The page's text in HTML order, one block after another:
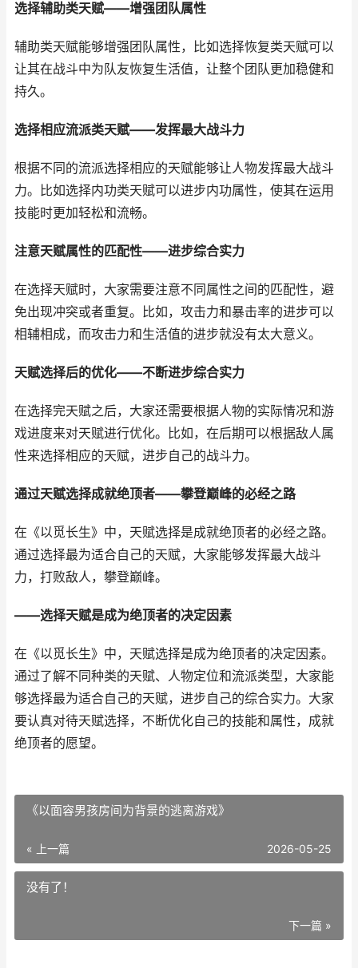
选择辅助类天赋——增强团队属性
辅助类天赋能够增强团队属性，比如选择恢复类天赋可以
让其在战斗中为队友恢复生活值，让整个团队更加稳健和
持久。
选择相应流派类天赋——发挥最大战斗力
根据不同的流派选择相应的天赋能够让人物发挥最大战斗
力。比如选择内功类天赋可以进步内功属性，使其在运用
技能时更加轻松和流畅。
注意天赋属性的匹配性——进步综合实力
在选择天赋时，大家需要注意不同属性之间的匹配性，避
免出现冲突或者重复。比如，攻击力和暴击率的进步可以
相辅相成，而攻击力和生活值的进步就没有太大意义。
天赋选择后的优化——不断进步综合实力
在选择完天赋之后，大家还需要根据人物的实际情况和游
戏进度来对天赋进行优化。比如，在后期可以根据敌人属
性来选择相应的天赋，进步自己的战斗力。
通过天赋选择成就绝顶者——攀登巅峰的必经之路
在《以觅长生》中，天赋选择是成就绝顶者的必经之路。
通过选择最为适合自己的天赋，大家能够发挥最大战斗
力，打败敌人，攀登巅峰。
——选择天赋是成为绝顶者的决定因素
在《以觅长生》中，天赋选择是成为绝顶者的决定因素。
通过了解不同种类的天赋、人物定位和流派类型，大家能
够选择最为适合自己的天赋，进步自己的综合实力。大家
要认真对待天赋选择，不断优化自己的技能和属性，成就
绝顶者的愿望。
《以面容男孩房间为背景的逃离游戏》
« 上一篇 2026-05-25
没有了！
下一篇 »